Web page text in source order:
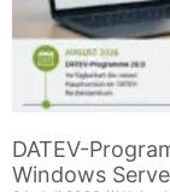
DATEV-
Windows